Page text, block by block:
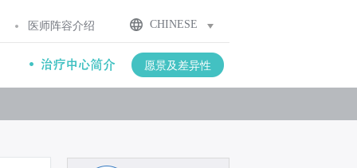
医师阵容介绍 CHINESE
愿景及差异性